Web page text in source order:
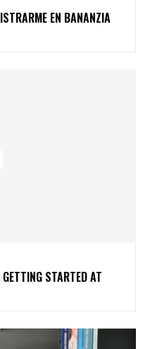
EN BANANZIA
STARTED AT